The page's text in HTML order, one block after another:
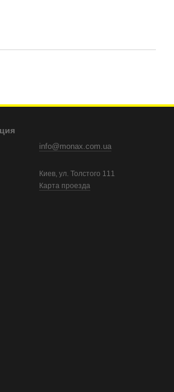
info@monax.com.ua
Киев, ул. Толстого 111
Карта проезда